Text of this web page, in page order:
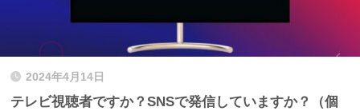
2024年4月14日
テレビ視聴者ですか？SNSで発信していますか？（個